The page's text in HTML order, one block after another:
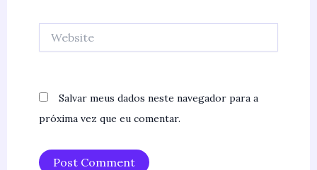
Salvar meus dados neste navegador para a
próxima vez que eu comentar.